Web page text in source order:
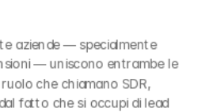
aziende — specialmente
— uniscono entrambe le
che chiamano SDR,
fatto che si occupi di lead